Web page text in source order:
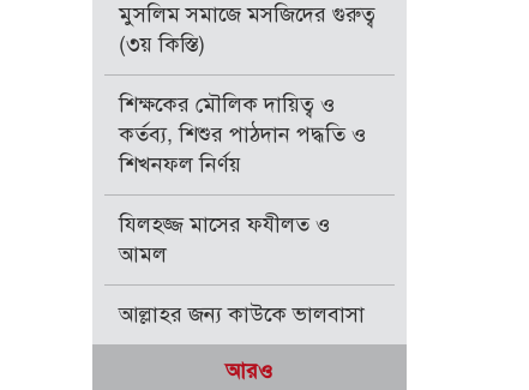
মুসলিম সমাজে মসজিদের গুরুত্ব
(৩য় কিস্তি)
শিক্ষকের মৌলিক দায়িত্ব ও
কর্তব্য, শিশুর পাঠদান পদ্ধতি ও
শিখনফল নির্ণয়
যিলহজ্জ মাসের ফযীলত ও
আমল
আল্লাহর জন্য কাউকে ভালবাসা
আরও